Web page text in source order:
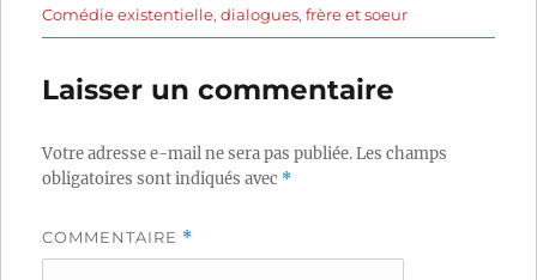
Comédie existentielle,dialogues,frère et soeur
Laisser un commentaire
Votre adresse e-mail ne sera pas publiée.Les champs
obligatoires sont indiqués avec *
COMMENTAIRE *